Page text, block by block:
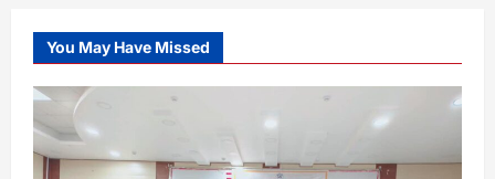
You May Have Missed